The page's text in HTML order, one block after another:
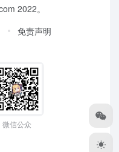
2022。
免责声明
微信公众